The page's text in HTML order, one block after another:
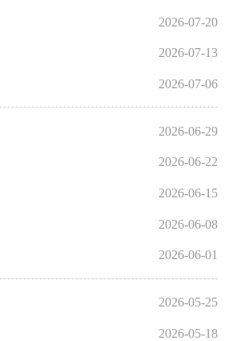
2026-07-20
2026-07-13
2026-07-06
2026-06-29
2026-06-22
2026-06-15
2026-06-08
2026-06-01
2026-05-25
2026-05-18